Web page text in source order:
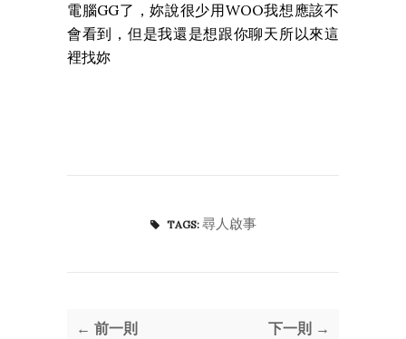
電腦GG了，妳說很少用WOO我想應該不
會看到，但是我還是想跟你聊天所以來這
裡找妳
TAGS: 尋人啟事
← 前一則 下一則 →